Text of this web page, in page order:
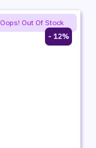
12% -
Oops! Out Of Stock